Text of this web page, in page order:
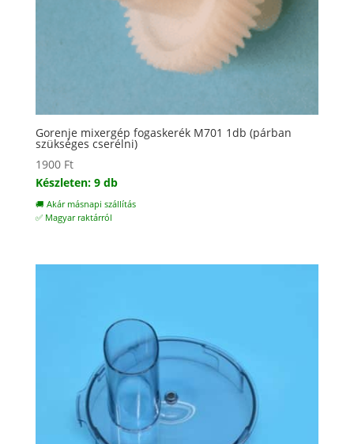
Gorenje mixergép fogaskerék M701 1db (párban
szükséges cserélni)
1900 Ft
Készleten: 9 db
🚚 Akár másnapi szállítás
✅ Magyar raktárról